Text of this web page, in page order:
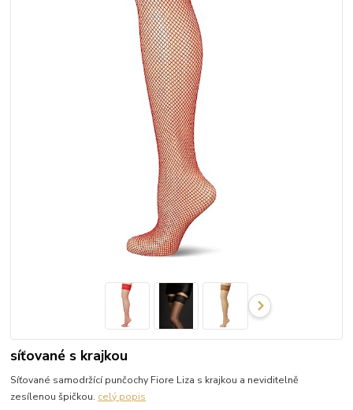
síťované s krajkou
Síťované samodržící punčochy Fiore Liza s krajkou a neviditelně
zesílenou špičkou. celý popis